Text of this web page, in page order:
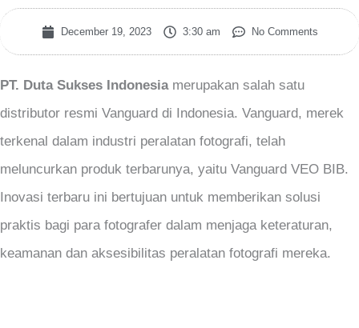
December 19, 2023 3:30 am No Comments
PT. Duta Sukses Indonesiamerupakan salah satu
distributor resmi Vanguard di Indonesia. Vanguard, merek
terkenal dalam industri peralatan fotografi, telah
meluncurkan produk terbarunya, yaitu Vanguard VEO BIB.
Inovasi terbaru ini bertujuan untuk memberikan solusi
praktis bagi para fotografer dalam menjaga keteraturan,
keamanan dan aksesibilitas peralatan fotografi mereka.